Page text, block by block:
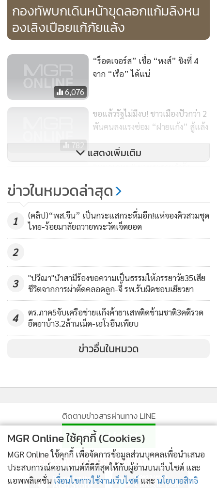
กองทัพบกเดินหน้าขุดลอกแก้มลิงหน
องเลิงเปือยแก้ภัยแล้ง
6,076
“ร็อดเจอร์ส” เชื่อ “หงส์” ชิงที่ 4
จาก “เรือ” ได้แน่
782
ขอแล้วรัฐไม่มีงบ! ชาวเมืองปัวกว่า 2
พันคนลงแรงซ่อม “ฝายแก้ง” สู้แล้ง
1,006
“หมอเกษม” ยกพระราชดำรัส
แสดงเพิ่มเติม
ข่าวในหมวดล่าสุด
1
(คลิป)“พส.จีน” เป็นกระแสกระหึ่มอีก!แห่จองคิวสวมชุด
ไทย-ร้อยมาลัยถวายพระวัดเจ็ดยอด
2
3
"ปวีณา"นำสามีร้องขอความเป็นธรรมให้ภรรยาวัย35เสีย
ชีวิตจากการผ่าตัดคลอดลูก-จี้ รพ.รับผิดชอบเยียวยา
4
ตร.ภาค5จับเครือข่ายแก๊งค้ายาเสพติดข้ามชาติ3คดีรวด
ยึดยาบ้า3.2ล้านเม็ด-เฮโรอีนเพียบ
ข่าวอื่นในหมวด
ติดตามข่าวสารผ่านทาง LINE
MGR Online Application
MGR Online ใช้คุกกี้ (Cookies)
MGR Online ใช้คุกกี้ เพื่อจัดการข้อมูลส่วนบุคคลเพื่อนำเสนอ
ประสบการณ์คอนเทนต์ที่ดีที่สุดให้กับผู้อ่านบนเว็บไซต์ และ
แอพพลิเคชั่น เงื่อนไขการใช้งานเว็บไซต์ และ นโยบายสิทธิ